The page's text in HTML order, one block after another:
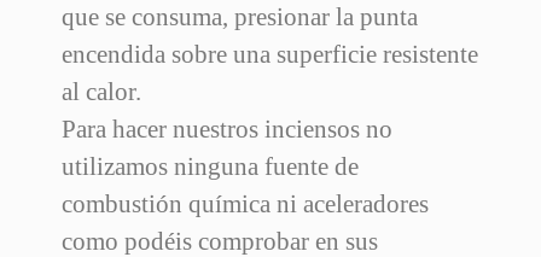
que se consuma, presionar la punta
encendida sobre una superficie resistente
al calor.
Para hacer nuestros inciensos no
utilizamos ninguna fuente de
combustión química ni aceleradores
como podéis comprobar en sus